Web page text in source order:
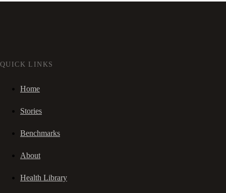
QUICK LINKS
Home
Stories
Benchmarks
About
Health Library